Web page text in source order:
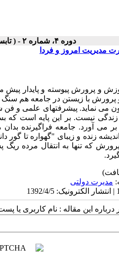
دوره ۴، شماره ۲ - ( تابستان ۱۳۶۹ )
مدیریت امروز و فردا
و پرورش پیوسته و پایدار پیش
پرورش با زیستن در جامعه هم
می نماید. پیشرفتهای علمی و
نیست. بر این پایه است که
می آورد. جامعه فراگیرنده
زنده و زیبای "گهواره تا
که تنها به انتقال مرده ریگ
مدیرت دولتی
درباره این مقاله : نام کاربری یا